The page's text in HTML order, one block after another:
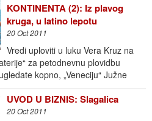
KONTINENTA (2): Iz plavog
kruga, u latino lepotu
20 Oct 2011
Vredi uploviti u luku Vera Kruz na
za petodnevnu plovidbu
kopno, „Veneciju“ Južne
UVOD U BIZNIS: Slagalica
20 Oct 2011